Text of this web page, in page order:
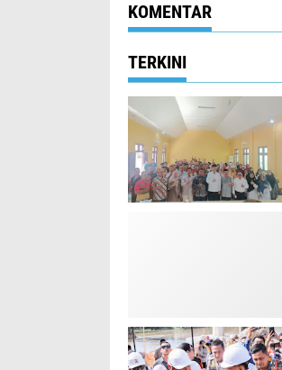
KOMENTAR
TERKINI